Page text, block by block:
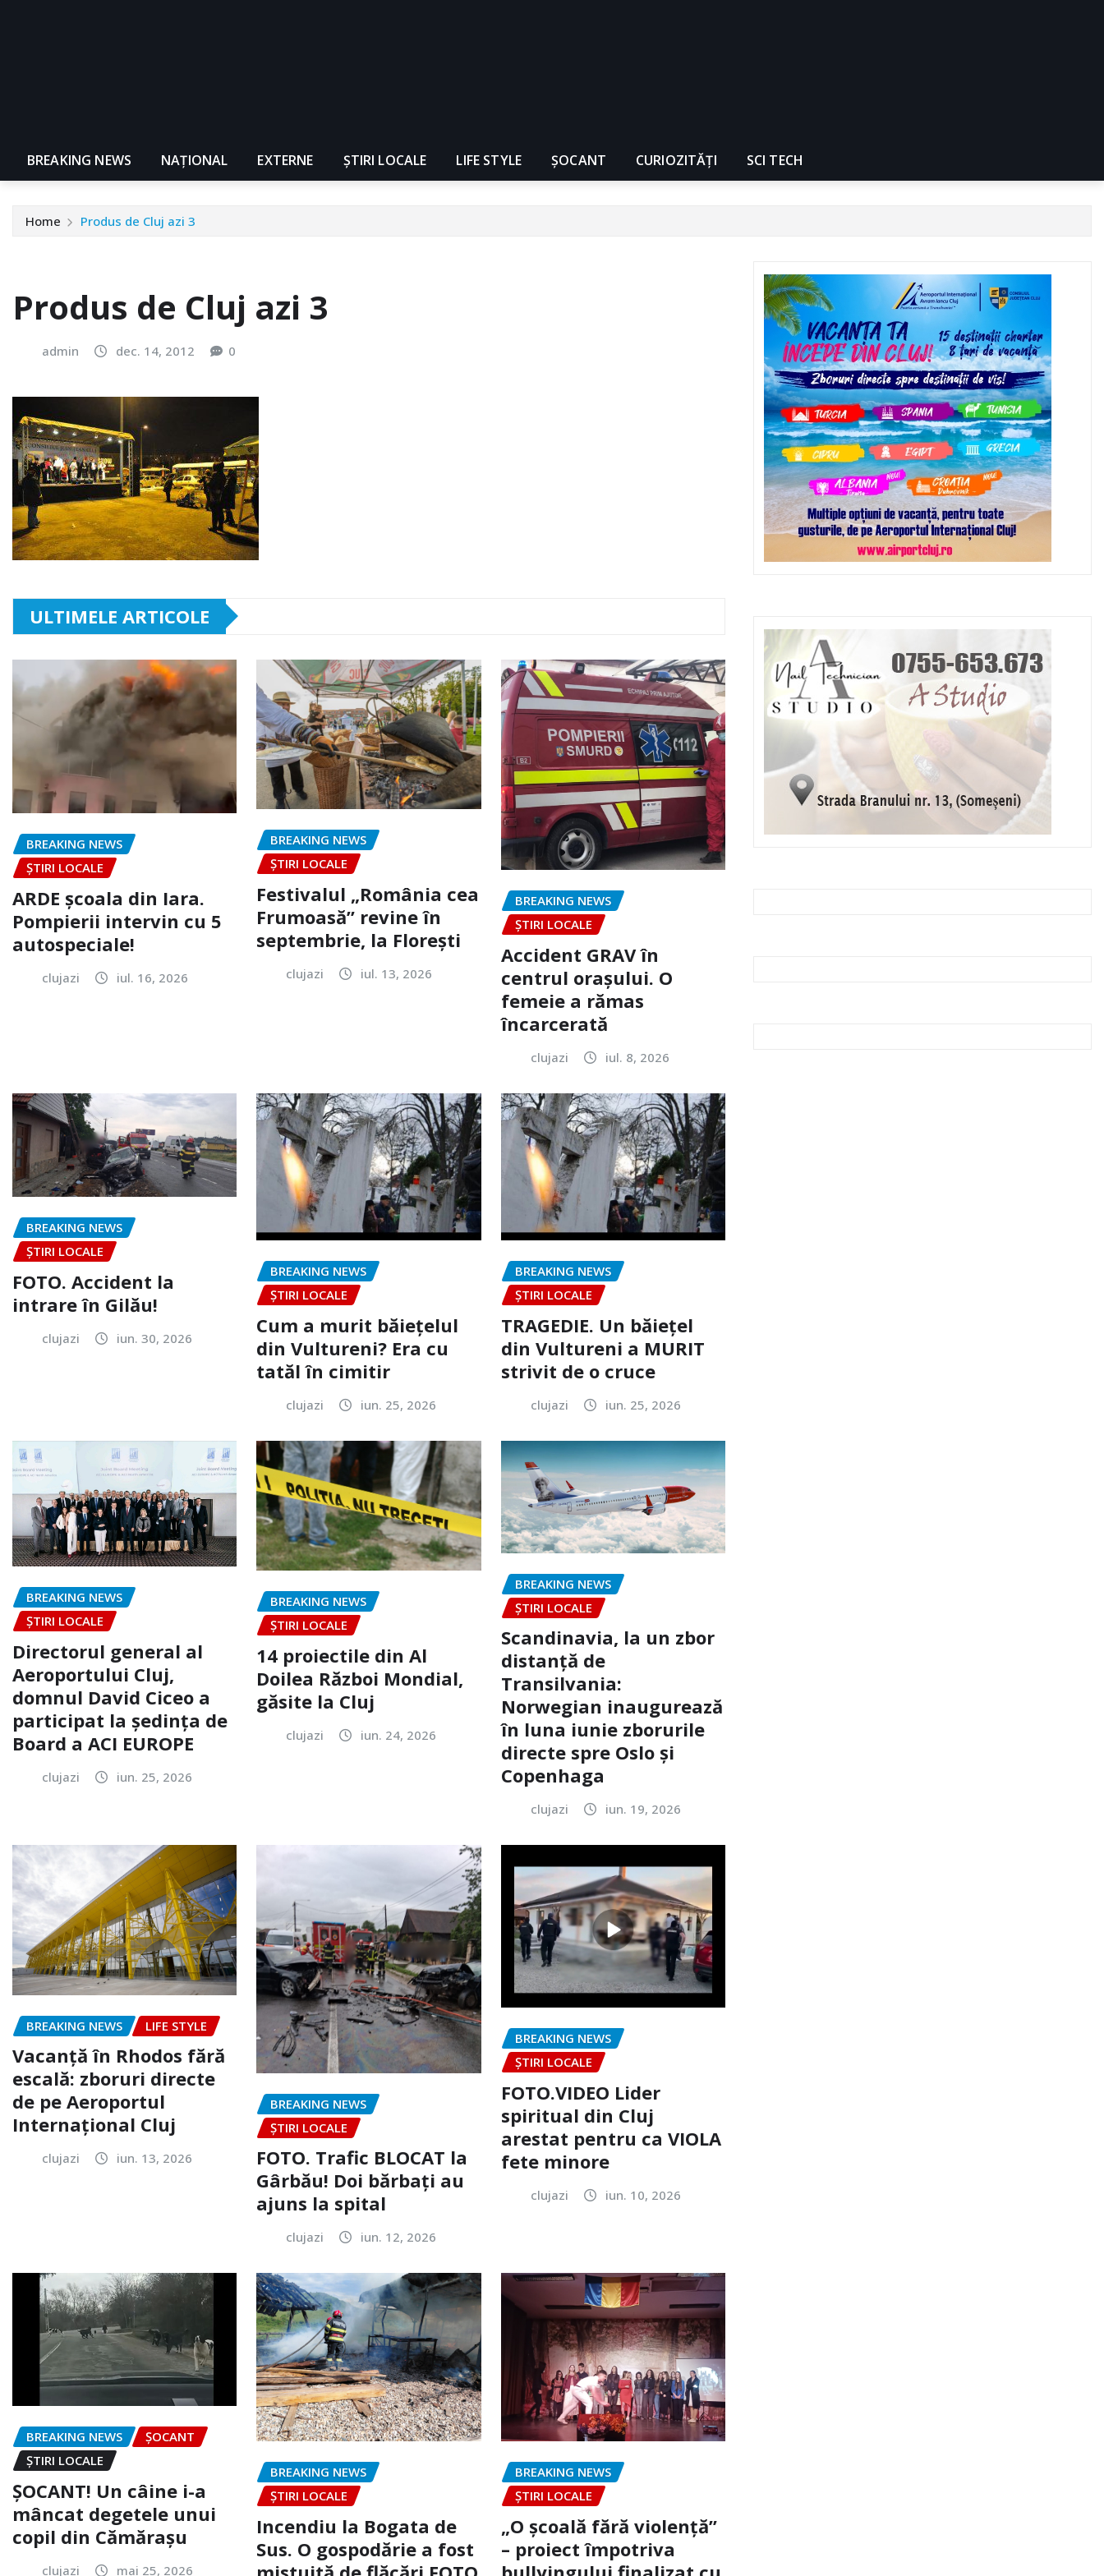
BREAKING NEWS NAŢIONAL EXTERNE ȘTIRI LOCALE LIFE STYLE ȘOCANT CURIOZITĂȚI SCI TECH
Home Produs de Cluj azi 3
Produs de Cluj azi 3
admin dec. 14, 2012 0
ULTIMELE ARTICOLE
BREAKING NEWS
ȘTIRI LOCALE
ARDE școala din Iara.
Pompierii intervin cu 5
autospeciale!
clujazi iul. 16, 2026
BREAKING NEWS
ȘTIRI LOCALE
Festivalul „România cea
Frumoasă” revine în
septembrie, la Florești
clujazi iul. 13, 2026
BREAKING NEWS
ȘTIRI LOCALE
Accident GRAV în
centrul orașului. O
femeie a rămas
încarcerată
clujazi iul. 8, 2026
BREAKING NEWS
ȘTIRI LOCALE
FOTO. Accident la
intrare în Gilău!
clujazi iun. 30, 2026
BREAKING NEWS
ȘTIRI LOCALE
Cum a murit băiețelul
din Vultureni? Era cu
tatăl în cimitir
clujazi iun. 25, 2026
BREAKING NEWS
ȘTIRI LOCALE
TRAGEDIE. Un băiețel
din Vultureni a MURIT
strivit de o cruce
clujazi iun. 25, 2026
BREAKING NEWS
ȘTIRI LOCALE
Directorul general al
Aeroportului Cluj,
domnul David Ciceo a
participat la ședința de
Board a ACI EUROPE
clujazi iun. 25, 2026
BREAKING NEWS
ȘTIRI LOCALE
14 proiectile din Al
Doilea Război Mondial,
găsite la Cluj
clujazi iun. 24, 2026
BREAKING NEWS
ȘTIRI LOCALE
Scandinavia, la un zbor
distanță de
Transilvania:
Norwegian inaugurează
în luna iunie zborurile
directe spre Oslo și
Copenhaga
clujazi iun. 19, 2026
BREAKING NEWS LIFE STYLE
Vacanță în Rhodos fără
escală: zboruri directe
de pe Aeroportul
Internațional Cluj
clujazi iun. 13, 2026
BREAKING NEWS
ȘTIRI LOCALE
FOTO. Trafic BLOCAT la
Gârbău! Doi bărbați au
ajuns la spital
clujazi iun. 12, 2026
BREAKING NEWS
ȘTIRI LOCALE
FOTO.VIDEO Lider
spiritual din Cluj
arestat pentru ca VIOLA
fete minore
clujazi iun. 10, 2026
BREAKING NEWS
ȘOCANT
ȘTIRI LOCALE
ȘOCANT! Un câine i-a
mâncat degetele unui
copil din Cămărașu
clujazi mai 25, 2026
BREAKING NEWS
ȘTIRI LOCALE
Incendiu la Bogata de
Sus. O gospodărie a fost
BREAKING NEWS
ȘTIRI LOCALE
„O școală fără violență”
– proiect împotriva